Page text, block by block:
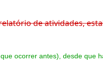
de atividades,
ocorrer antes), desde que